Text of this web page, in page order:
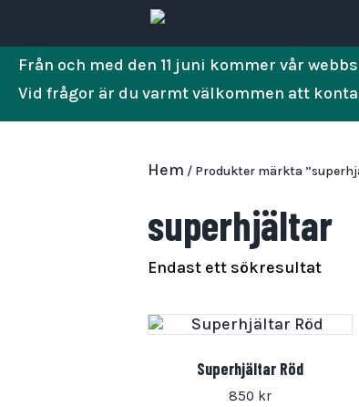
Från och med den 11 juni kommer vår
Vid frågor är du varmt välkommen att
Hem / Produkter märkta
superhjältar
Endast ett sökresultat
Superhjältar Röd
850 kr